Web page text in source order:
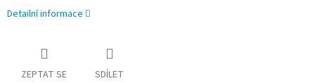
Detailní informace
ZEPTAT SE SDÍLET